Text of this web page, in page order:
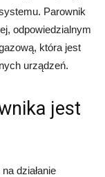
Parownik
odpowiedzialnym
która jest
urządzeń.
jest
działanie